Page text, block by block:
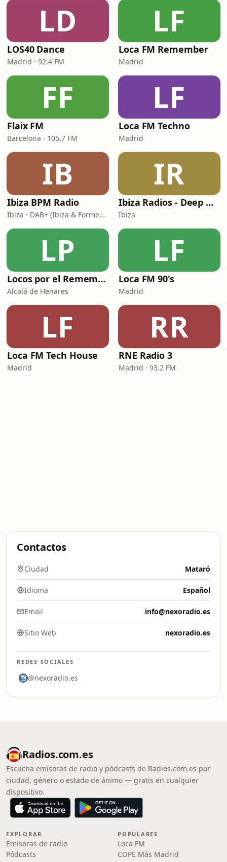
LD
LOS40 Dance
Madrid · 92.4 FM
LF
Loca FM Remember
Madrid
FF
Flaix FM
Barcelona · 105.7 FM
LF
Loca FM Techno
Madrid
IB
Ibiza BPM Radio
Ibiza · DAB+ (Ibiza & Formentera, Madrid, Barcelona)
IR
Ibiza Radios - Deep House
Ibiza
LP
Locos por el Remember Dance
Alcalá de Henares
LF
Loca FM 90's
Madrid
LF
Loca FM Tech House
Madrid
RR
RNE Radio 3
Madrid · 93.2 FM
Contactos
Ciudad Mataró
Idioma Español
Email info@nexoradio.es
Sitio Web nexoradio.es
REDES SOCIALES
@nexoradio.es
Radios.com.es
Escucha emisoras de radio y pódcasts de Radios.com.es por
ciudad, género o estado de ánimo — gratis en cualquier
dispositivo.
EXPLORAR
Emisoras de radio
Pódcasts
POPULARES
Loca FM
COPE Más Madrid